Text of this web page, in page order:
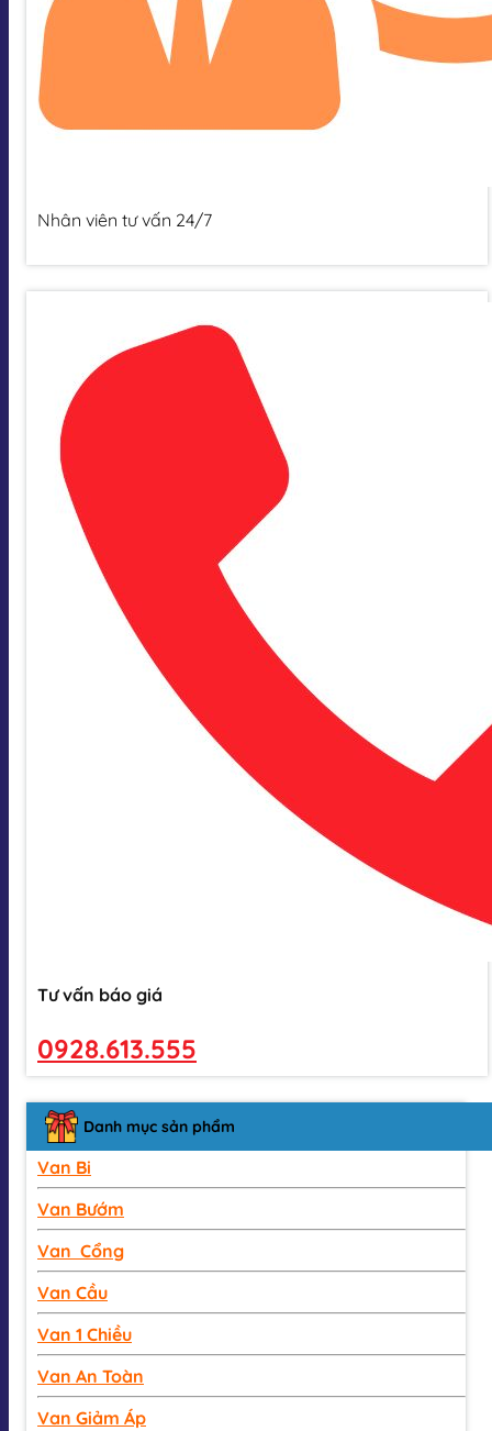
Nhân viên tư vấn 24/7
Tư vấn báo giá
0928.613.555
Danh mục sản phẩm
Van Bi
Van Bướm
Van Cổng
Van Cầu
Van 1 Chiều
Van An Toàn
Van Giảm Áp